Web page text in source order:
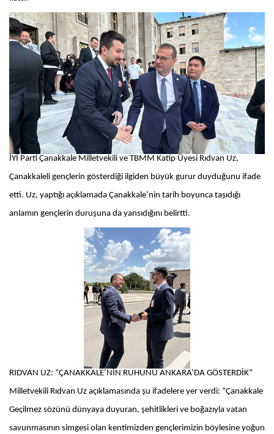
İYİ Parti Çanakkale Milletvekili ve TBMM Katip Üyesi Rıdvan Uz,
Çanakkaleli gençlerin gösterdiği ilgiden büyük gurur duyduğunu ifade
etti. Uz, yaptığı açıklamada Çanakkale’nin tarih boyunca taşıdığı
anlamın gençlerin duruşuna da yansıdığını belirtti.
RIDVAN UZ: “ÇANAKKALE’NİN RUHUNU ANKARA’DA GÖSTERDİK”
Milletvekili Rıdvan Uz açıklamasında şu ifadelere yer verdi: “Çanakkale
Geçilmez sözünü dünyaya duyuran, şehitlikleri ve boğazıyla vatan
savunmasının simgesi olan kentimizden gençlerimizin böylesine yoğun